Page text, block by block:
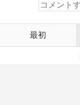
最初